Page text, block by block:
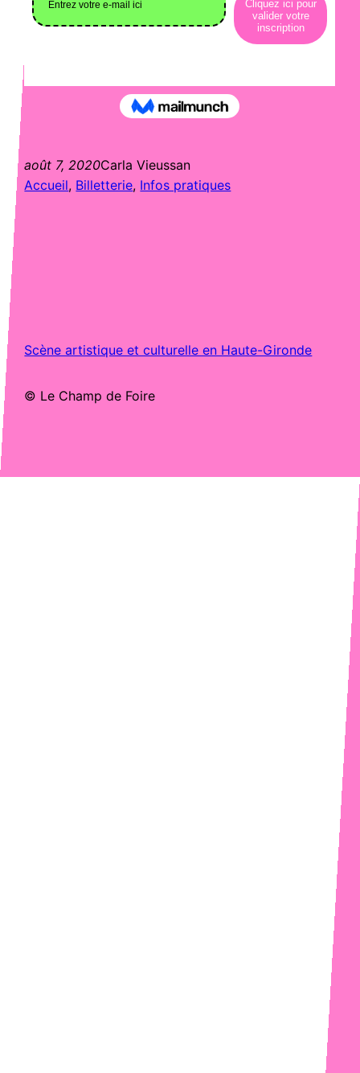
août 7, 2020Carla Vieussan
Accueil, Billetterie, Infos pratiques
Scène artistique et culturelle en Haute-Gironde
© Le Champ de Foire